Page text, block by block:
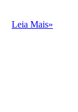
Leia Mais»